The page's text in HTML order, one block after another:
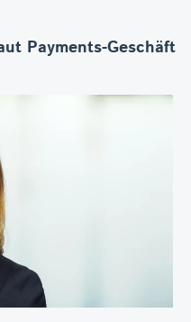
Payments-Geschäft